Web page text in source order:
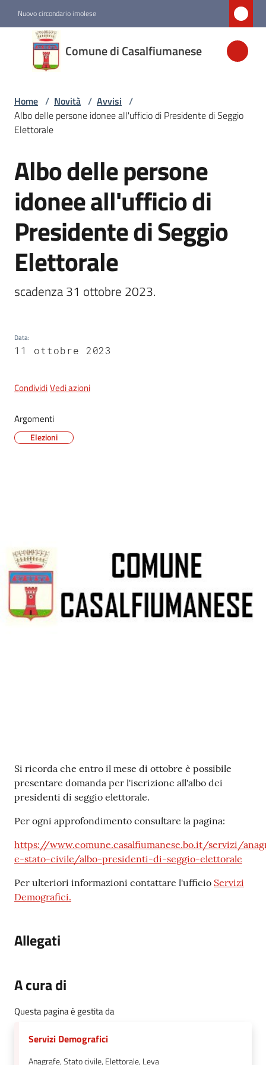
Nuovo circondario imolese
Comune di Casalfiumanese
Comune di
Casalfiumanese
Amministrazione
Vivere
Casalfiumanese
Servizi
on-
gli
argomenti
Home / Novità / Avvisi /
Albo delle persone idonee all'ufficio di Presidente di Seggio
Elettorale
Salta al contenuto
Albo delle persone
idonee all'ufficio di
Presidente di Seggio
Elettorale
scadenza 31 ottobre 2023.
Data:
11 ottobre 2023
CondividiVedi azioni
Argomenti
Elezioni
Contenuto
Si ricorda che entro il mese di ottobre è possibile
presentare domanda per l'iscrizione all'albo dei
presidenti di seggio elettorale.
Per ogni approfondimento consultare la pagina:
https://www.comune.casalfiumanese.bo.it/servizi/
e-stato-civile/albo-presidenti-di-seggio-elettorale
Per ulteriori informazioni contattare l'ufficio Servizi
Demografici.
Allegati
A cura di
Questa pagina è gestita da
Servizi Demografici
Anagrafe, Stato civile, Elettorale, Leva